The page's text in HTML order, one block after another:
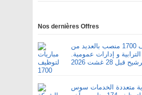
Nos dernières Offres
مباريات لتوظيف 1700 منصب بالعديد من
و إدارات عمومية.
قبل 28 غشت 2026
متعددة الخدمات سوس